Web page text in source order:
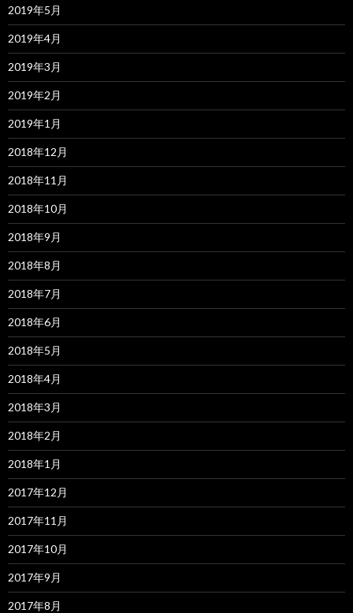
2019年5月
2019年4月
2019年3月
2019年2月
2019年1月
2018年12月
2018年11月
2018年10月
2018年9月
2018年8月
2018年7月
2018年6月
2018年5月
2018年4月
2018年3月
2018年2月
2018年1月
2017年12月
2017年11月
2017年10月
2017年9月
2017年8月